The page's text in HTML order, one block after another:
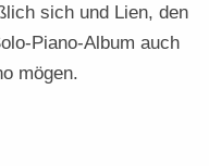
sich und Lien, den
Piano-Album auch
mögen.